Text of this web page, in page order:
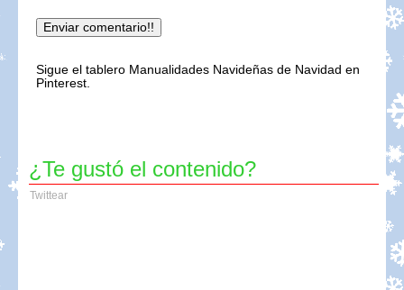
Sigue el tablero Manualidades Navideñas de Navidad en
Pinterest.
¿Te gustó el contenido?
Twittear